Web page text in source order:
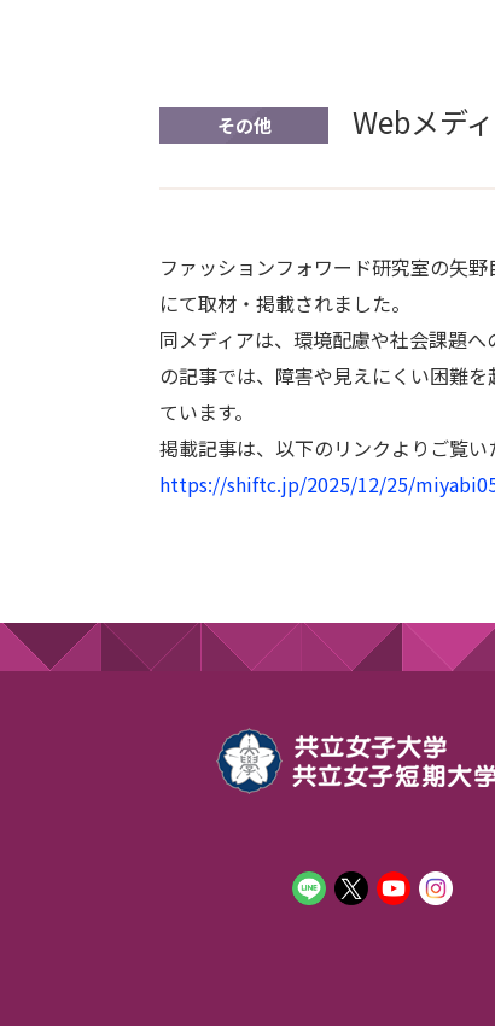
その他 Webメデ
ファッションフォワード研究室の矢
にて取材・掲載されました。
同メディアは、環境配慮や社会課題
の記事では、障害や見えにくい困難
ています。
掲載記事は、以下のリンクよりご覧
https://shiftc.jp/2025/12/25/